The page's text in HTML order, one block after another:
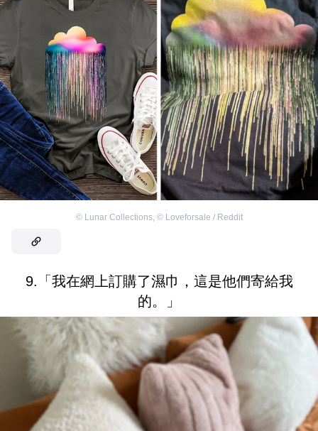
© Lunar Collections, © Loveforsale / Reddit
9.「我在網上訂購了濕巾，這是他們寄給我
的。」